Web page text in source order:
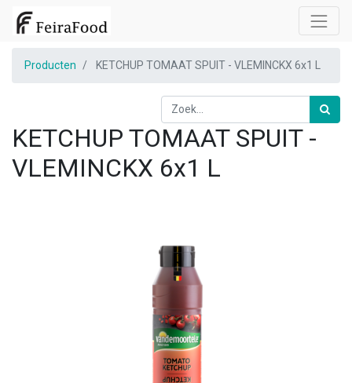
Producten KETCHUP TOMAAT SPUIT - VLEMINCKX 6x1 L
KETCHUP TOMAAT SPUIT -
VLEMINCKX 6x1 L